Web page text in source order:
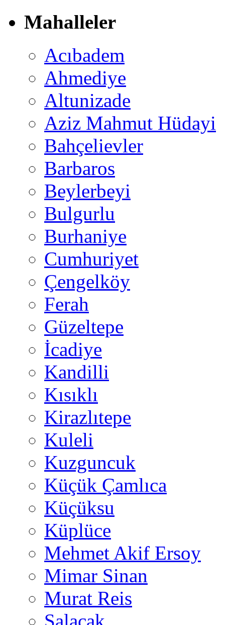
Mahalleler
Acıbadem
Ahmediye
Altunizade
Aziz Mahmut Hüdayi
Bahçelievler
Barbaros
Beylerbeyi
Bulgurlu
Burhaniye
Cumhuriyet
Çengelköy
Ferah
Güzeltepe
İcadiye
Kandilli
Kısıklı
Kirazlıtepe
Kuleli
Kuzguncuk
Küçük Çamlıca
Küçüksu
Küplüce
Mehmet Akif Ersoy
Mimar Sinan
Murat Reis
Salacak